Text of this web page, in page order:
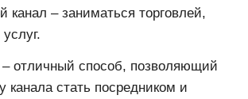
канал – заниматься торговлей,
– отличный способ, позволяющий
канала стать посредником и